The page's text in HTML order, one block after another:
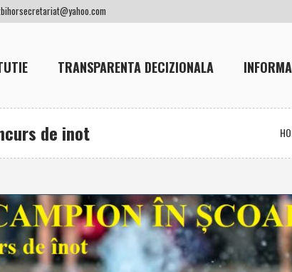
TRANSPARENTA DECIZIONALA
de inot